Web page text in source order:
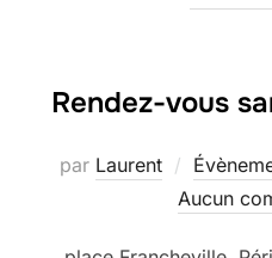
Rendez-vous
par Laurent
Aucun